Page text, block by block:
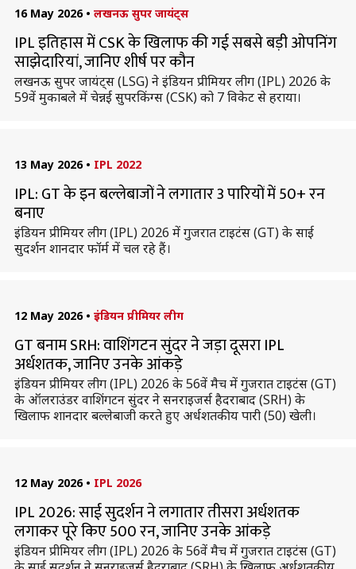
16 May 2026 • लखनऊ सुपर जायंट्स
IPL इतिहास में CSK के खिलाफ की गई सबसे बड़ी ओपनिंग
साझेदारियां, जानिए शीर्ष पर कौन
लखनऊ सुपर जायंट्स (LSG) ने इंडियन प्रीमियर लीग (IPL) 2026 के
59वें मुकाबले में चेन्नई सुपरकिंग्स (CSK) को 7 विकेट से हराया।
13 May 2026 • IPL 2022
IPL: GT के इन बल्लेबाजों ने लगातार 3 पारियों में 50+ रन
बनाए
इंडियन प्रीमियर लीग (IPL) 2026 में गुजरात टाइटंस (GT) के साई
सुदर्शन शानदार फॉर्म में चल रहे हैं।
12 May 2026 • इंडियन प्रीमियर लीग
GT बनाम SRH: वाशिंगटन सुंदर ने जड़ा दूसरा IPL
अर्धशतक, जानिए उनके आंकड़े
इंडियन प्रीमियर लीग (IPL) 2026 के 56वें मैच में गुजरात टाइटंस (GT)
के ऑलराउंडर वाशिंगटन सुंदर ने सनराइजर्स हैदराबाद (SRH) के
खिलाफ शानदार बल्लेबाजी करते हुए अर्धशतकीय पारी (50) खेली।
12 May 2026 • IPL 2026
IPL 2026: साई सुदर्शन ने लगातार तीसरा अर्धशतक
लगाकर पूरे किए 500 रन, जानिए उनके आंकड़े
इंडियन प्रीमियर लीग (IPL) 2026 के 56वें मैच में गुजरात टाइटंस (GT)